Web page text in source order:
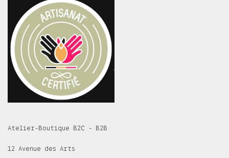
Atelier-Boutique B2C - B2B
12 Avenue des Arts